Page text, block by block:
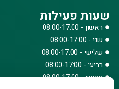
שעות פעילות
ראשון - 08:00-17:00
שני - 08:00-17:00
שלישי - 08:00-17:00
רביעי - 08:00-17:00
חמישי - 08:00-17:00